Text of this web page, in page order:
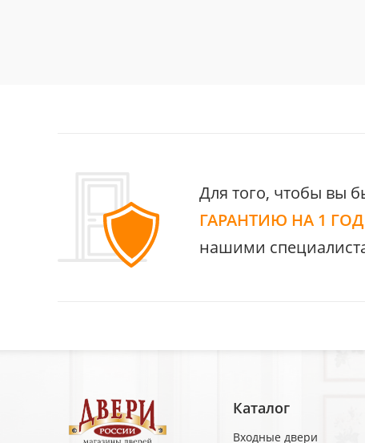
Для того, чтобы вы
ГАРАНТИЮ НА 1 ГОД
нашими
Каталог
Входные двери